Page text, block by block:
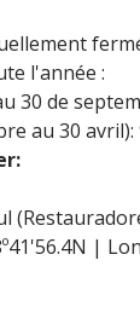
l'année :
30 de
au 30 avril):
|